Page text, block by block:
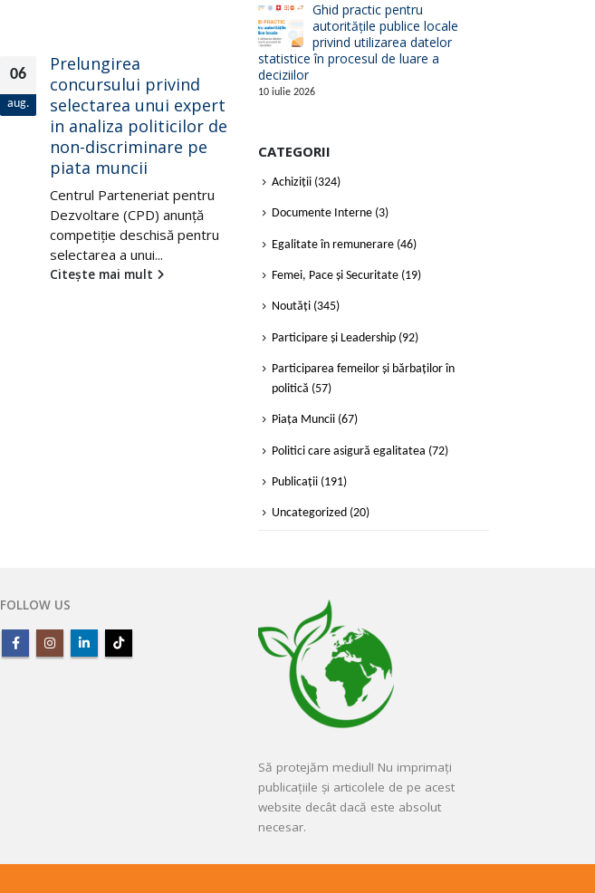
06
aug.
Prelungirea
concursului privind
selectarea unui expert
in analiza politicilor de
non-discriminare pe
piata muncii
Centrul Parteneriat pentru
Dezvoltare (CPD) anunţă
competiţie deschisă pentru
selectarea a unui...
Citește mai mult
19
Concurs privind
selectarea unei
organizațional pentru
31 decembrie 2024
Centrul Parteneriat pentru
Dezvoltare (CPD) anunţă
lansarea concursului de
oferte în vederea selectării
Citește mai mult
Ghid practic pentru
autoritățile publice locale
privind utilizarea datelor
statistice în procesul de luare a
deciziilor
10 iulie 2026
CATEGORII
Achiziții (324)
Documente Interne (3)
Egalitate în remunerare (46)
Femei, Pace și Securitate (19)
Noutăți (345)
Participare și Leadership (92)
Participarea femeilor și bărbaților în
politică (57)
Piața Muncii (67)
Politici care asigură egalitatea (72)
Publicații (191)
Uncategorized (20)
FOLLOW US
Să protejăm mediul! Nu imprimați
publicațiile și articolele de pe acest
website decât dacă este absolut
necesar.